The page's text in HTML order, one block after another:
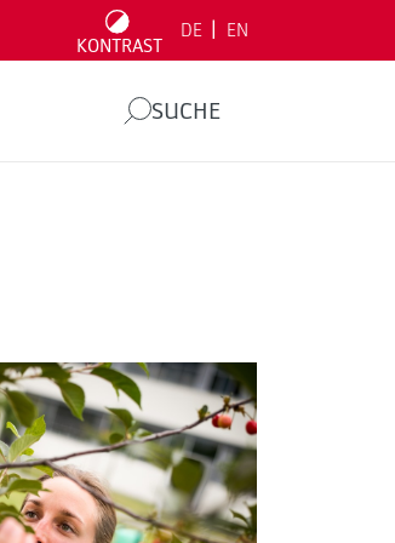
KONTRAST
DE EN
SUCHE